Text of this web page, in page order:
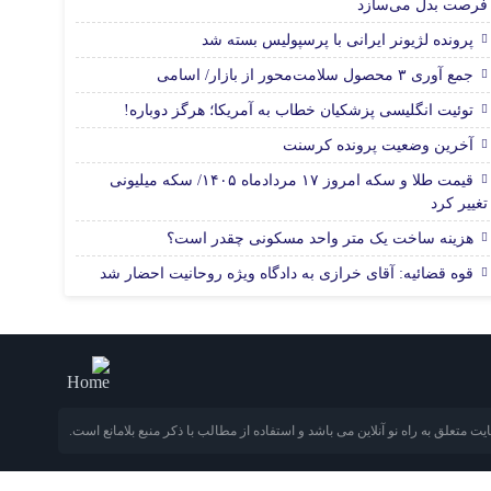
فرصت بدل می‌سازد
پرونده لژیونر ایرانی با پرسپولیس بسته شد
جمع آوری ۳ محصول سلامت‌محور از بازار/ اسامی
توئیت انگلیسی پزشکیان خطاب به آمریکا؛ هرگز دوباره!
آخرین وضعیت پرونده کرسنت
قیمت طلا و سکه امروز ۱۷ مردادماه ۱۴۰۵/ سکه میلیونی
تغییر کرد
هزینه ساخت یک متر واحد مسکونی چقدر است؟
قوه قضائیه: آقای خرازی به دادگاه ویژه روحانیت احضار شد
متعلق به راه نو آنلاین می باشد و استفاده از مطالب با ذکر منبع بلامانع است.